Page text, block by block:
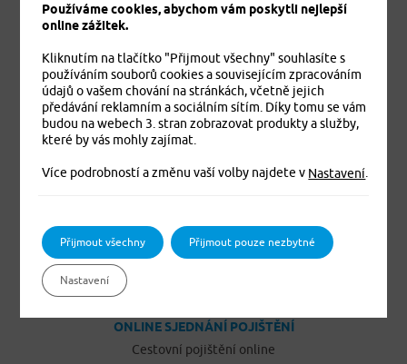
PRODUKTY
Úrazové pojištění
Dětské úrazové pojištění MEDVÍDEK
Základní zdravotní pojištění cizinců
Komplexní zdravotní pojištění cizinců Plus
Komplexní zdravotní pojištění cizinců Exclusive
Pojištění domácnosti
Pojištění podnikatelů
Pojištění vozidel Jízda
ONLINE SJEDNÁNÍ POJIŠTĚNÍ
Cestovní pojištění online
Používáme cookies, abychom vám poskytli nejlepší
online zážitek.
Kliknutím na tlačítko "Přijmout všechny" souhlasíte s
používáním souborů cookies a souvisejícím zpracováním
údajů o vašem chování na stránkách, včetně jejich
předávání reklamním a sociálním sítím. Díky tomu se vám
budou na webech 3. stran zobrazovat produkty a služby,
které by vás mohly zajímat.
Více podrobností a změnu vaší volby najdete v Nastavení
Přijmout všechny Přijmout pouze nezbytné
Nastavení